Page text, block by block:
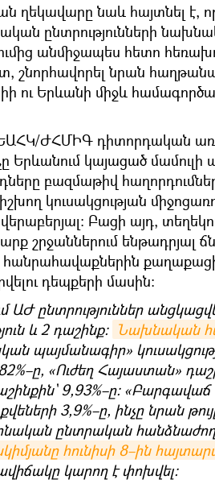
ղեկավարը նաև հայտնել է,
ընտրությունների
անմիջապես հետո
շնորհավորել նրան
ու Երևանի միջև
ԺՀՄԻԳ դիտորդական
կայացած մամուլի
բազմաթիվ
կուսակցության
Բացի այդ,
շրջաններում ենթադրյալ
դեպքերի մասին։
ԱԺ ընտրություններ
և 2 դաշինք։ Նախնական
պայմանագիր»
«Ուժեղ Հայաստան»
9,93%–ը։
3,9%–ը, ինչը նրան
ընտրական
հունիսի 8–ին
կարող է փոխվել։